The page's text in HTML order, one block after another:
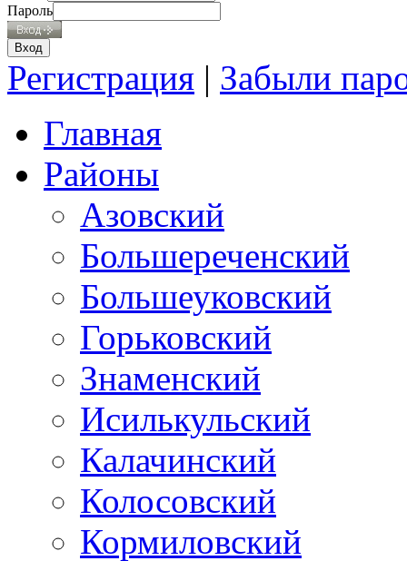
Пароль
Регистрация | Забыли
Главная
Районы
Азовский
Большереченский
Большеуковский
Горьковский
Знаменский
Исилькульский
Калачинский
Колосовский
Кормиловский